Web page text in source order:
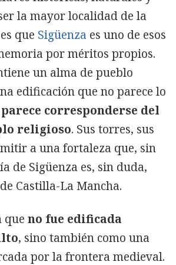
la mayor localidad de la
que Sigüenza es uno de esos
por méritos propios.
un alma de pueblo
edificación que no parece lo
corresponderse del
religioso. Sus torres, sus
a una fortaleza que, sin
de Sigüenza es, sin duda,
Castilla-La Mancha.
que no fue edificada
, sino también como una
por la frontera medieval.